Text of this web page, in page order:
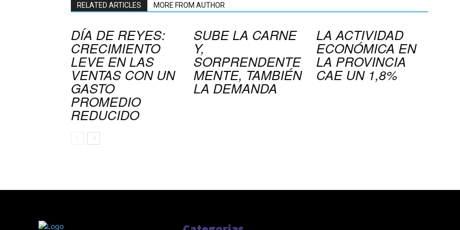
RELATED ARTICLES MORE FROM AUTHOR
DÍA DE REYES:
CRECIMIENTO
LEVE EN LAS
VENTAS CON UN
GASTO
PROMEDIO
REDUCIDO
SUBE LA CARNE
Y,
SORPRENDENTE
MENTE, TAMBIÉN
LA DEMANDA
LA ACTIVIDAD
ECONÓMICA EN
LA PROVINCIA
CAE UN 1,8%